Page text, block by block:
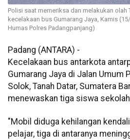
Polisi saat memeriksa dan melakukan olah
kecelakaan bus Gumarang Jaya, Kamis
Humas Polres Padangpanjang)
Padang (ANTARA) -
Kecelakaan bus antarkota
Gumarang Jaya di Jalan Umum
Solok, Tanah Datar, Sumatera
menewaskan tiga siswa
"Mobil diduga kehilangan
pelajar, tiga di antaranya